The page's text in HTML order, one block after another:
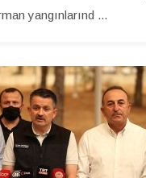
yangınlarınd ...